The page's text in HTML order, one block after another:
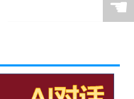
☚